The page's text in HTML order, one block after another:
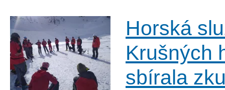
Horská
Krušných
sbírala